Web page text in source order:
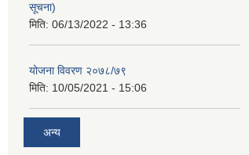
सूचना)
मिति: 06/13/2022 - 13:36
योजना विवरण २०७८/७९
मिति: 10/05/2021 - 15:06
अन्य